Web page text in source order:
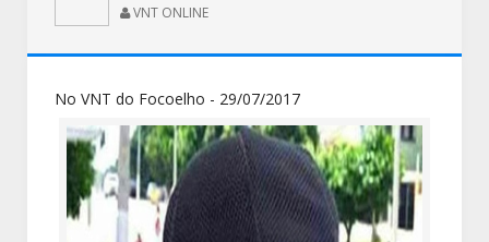
VNT ONLINE
No VNT do Focoelho - 29/07/2017